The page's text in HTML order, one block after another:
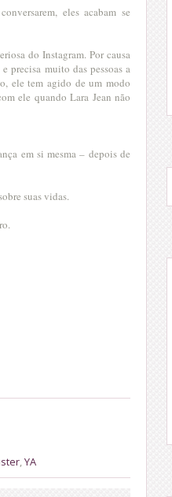
eles acabam se
do Instagram. Por causa
precisa muito das pessoas a
ele tem agido de um modo
ele quando Lara Jean não
em si mesma – depois de
suas vidas.
YA